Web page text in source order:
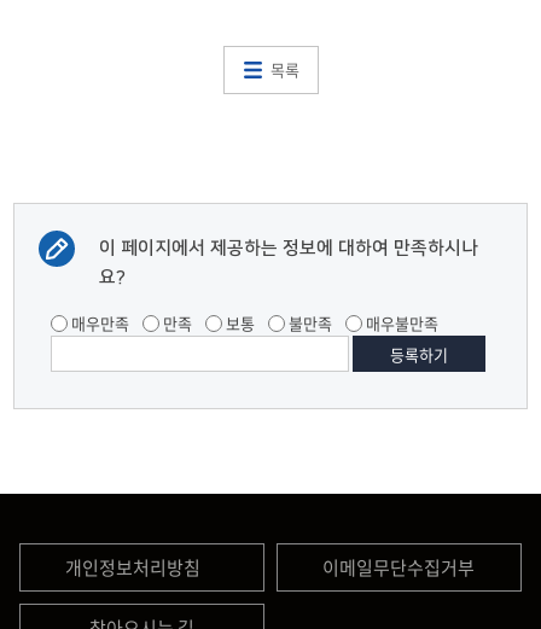
목록
이 페이지에서 제공하는 정보에 대하여 만족하시나
요?
매우만족 만족 보통 불만족 매우불만족
개인정보처리방침 이메일무단수집거부